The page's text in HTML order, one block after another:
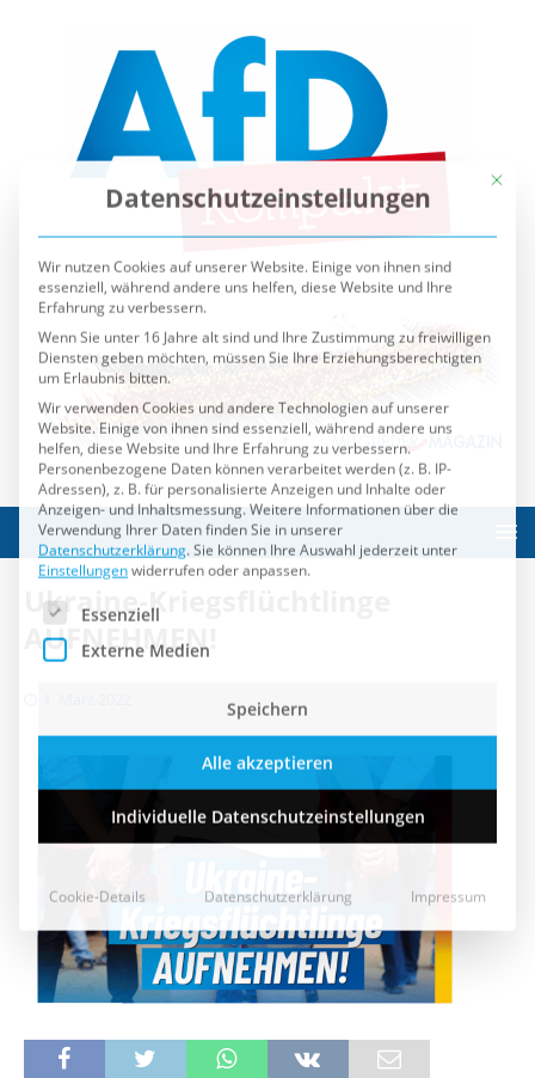
Ukraine-Kriegsflüchtlinge
AUFNEHMEN!
Datenschutzeinstellungen
Wir nutzen Cookies auf unserer Website. Einige von ihnen sind
essenziell, während andere uns helfen, diese Website und Ihre
Wenn Sie unter 16 Jahre alt sind und Ihre Zustimmung zu freiwilligen
um Erlaubnis bitten.
Wir verwenden Cookies und andere Technologien auf unserer
Website. Einige von ihnen sind essenziell, während andere uns
helfen, diese Website und Ihre Erfahrung zu verbessern.
Personenbezogene Daten können verarbeitet werden (z. B. IP-
Adressen), z. B. für personalisierte Anzeigen und Inhalte oder
Anzeigen- und Inhaltsmessung.
Weitere Informationen über die
Datenschutzerklärung. Sie können Ihre Auswahl jederzeit unter
Einstellungenwiderrufen oder anpassen.
Es folgt eine Liste der Service-Gruppen, für die eine
Essenziell
Externe Medien
Speichern
Datenschutzerklärung